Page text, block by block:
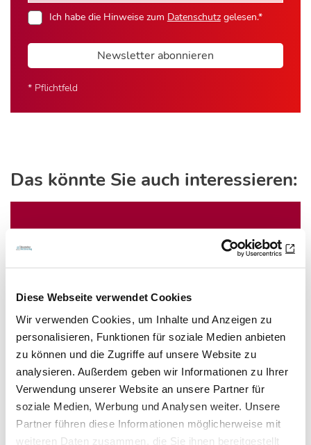
Diese Webseite verwendet Cookies
Wir verwenden Cookies, um Inhalte und Anzeigen zu
personalisieren, Funktionen für soziale Medien anbieten
zu können und die Zugriffe auf unsere Website zu
analysieren. Außerdem geben wir Informationen zu Ihrer
Verwendung unserer Website an unsere Partner für
soziale Medien, Werbung und Analysen weiter. Unsere
Partner führen diese Informationen möglicherweise mit
weiteren Daten zusammen, die Sie ihnen bereitgestellt
Ich habe die Hinweise zum Datenschutzgelesen.*
Newsletter abonnieren
* Pflichtfeld
Das könnte Sie auch interessieren:
28.11.17 lz
Kein Überlebensvorteil für